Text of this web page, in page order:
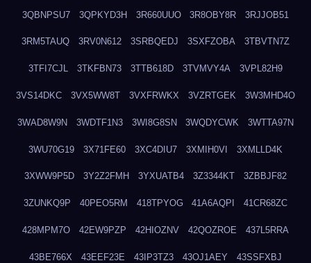
3QBNPSU7 3QPKYD3H 3R660UUO 3R8OBY8R 3RJJOB51
3RM5TAUQ 3RV0N612 3SRBQEDJ 3SXFZOBA 3TBVTN7Z
3TFI7CJL 3TKFBN73 3TTB618D 3TVMVY4A 3VPL82H9
3VS14DKC 3VX5WW8T 3VXFRWKX 3VZRTGEK 3W3MHD4O
3WAD8W9N 3WDTF1N3 3WI8G8SN 3WQDYCWK 3WTTA97N
3WU70G19 3X71FE60 3XC4DIU7 3XMIH0VI 3XMLLD4K
3XWW9P5D 3Y2Z2FMH 3YXUATB4 3Z3344KT 3ZBBJF82
3ZUNKQ9P 40PEO5RM 418TPYOG 41A6AQPI 41CR68ZC
428MPM7O 42EW9PZP 42HIOZNV 42QOZROE 437L5RRA
43BE766X 43EEF23E 43IP3TZ3 43OJ1AEY 43SSFXBJ